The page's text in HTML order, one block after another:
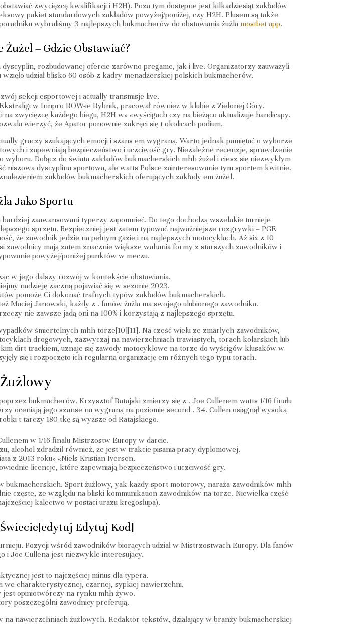
zwycięzcę kwalifikacji i H2H). Poza tym dostępne jest kilkadziesiąt zakładów
pakiet standardowych zakładów powyżej/poniżej, czy H2H. Plusem są także
wybraliśmy 3 najlepszych bukmacherów do obstawiania żużla mostbet app.
Żużel – Gdzie Obstawiać?
rozbudowanej ofercie zarówno pregame, jak i live. Organizatorzy zauważyli
udział blisko 60 osób z kadry menadżerskiej polskich bukmacherów.
sekcji esportowej i actually transmisje live.
w Innpro ROW-ie Rybnik, pracował również w klubie z Zielonej Góry.
zwycięzcę każdego biegu, H2H w» «wyścigach czy na bieżąco aktualizuje handicapy.
wierzyć, że Apator ponownie zakręci się t okolicach podium.
graczy szukających emocji i szans em wygraną. Warto jednak pamiętać o wyborze
i zapewniają bezpieczeństwo i uczciwość gry. Niezależne recenzje, sprawdzenie
Dołącz do świata zakładów bukmacherskich mhh żużel i ciesz się niezwykłym
niszowa dyscyplina sportowa, ale watts Polsce zainteresowanie tym sportem kwitnie.
zakładów bukmacherskich oferujących zakłady em żużel.
Jako Sportu
zaawansowani typerzy zapomnieć. Do tego dochodzą wszelakie turnieje
sprzętu. Bezpieczniej jest zatem typować najważniejsze rozgrywki – PGE
że zawodnik jedzie na pełnym gazie i na najlepszych motocyklach. Aż six z 10
zawodnicy mają zatem znacznie większe wahania formy z starszych zawodników i
powyżej/poniżej punktów w meczu.
w jego dalszy rozwój w kontekście obstawiania.
nadzieję zaczną pojawiać się w sezonie 2023.
pomoże Ci dokonać trafnych typów zakładów bukmacherskich.
Maciej Janowski, każdy z . fanów żużla ma swojego ulubionego zawodnika.
nie zawsze jadą oni na 100% i korzystają z najlepszego sprzętu.
śmiertelnych mhh torze[10][11]. Na cześć wielu ze zmarłych zawodników,
drogowych, zazwyczaj na nawierzchniach trawiastych, torach kolarskich lub
dirt-trackiem, uznaje się zawody motocyklowe na torze do wyścigów kłusaków w
się i rozpoczęto ich regularną organizację em różnych tego typu torach.
bukmacherów. Krzysztof Ratajski zmierzy się z . Joe Cullenem watts 1/16 finału
oceniają jego szanse na wygraną na poziomie second . 34. Cullen osiągnął wysoką
t tarczy 180-tkę są wyższe od Ratajskiego.
w 1/16 finału Mistrzostw Europy w darcie.
alcohol zdradził również, że jest w trakcie pisania pracy dyplomowej.
z 2013 roku» «Niels-Kristian Iversen.
licencje, które zapewniają bezpieczeństwo i uczciwość gry.
bukmacherskich. Sport żużlowy, yak każdy sport motorowy, naraża zawodników mhh
częste, ze względu na bliski kommunikation zawodników na torze. Niewielka część
kalectwo w postaci urazu kręgosłupa).
Edytuj Kod]
Pozycji wśród zawodników biorących udział w Mistrzostwach Europy. Dla fanów
i Joe Cullena jest niezwykle interesujący.
jest to najczęściej minus dla typera.
we charakterystycznej, czarnej, sypkiej nawierzchni.
opiniotwórczy na rynku mhh żywo.
poszczególni zawodnicy preferują.
nawierzchniach żużlowych. Redaktor tekstów, działający w branży bukmacherskiej